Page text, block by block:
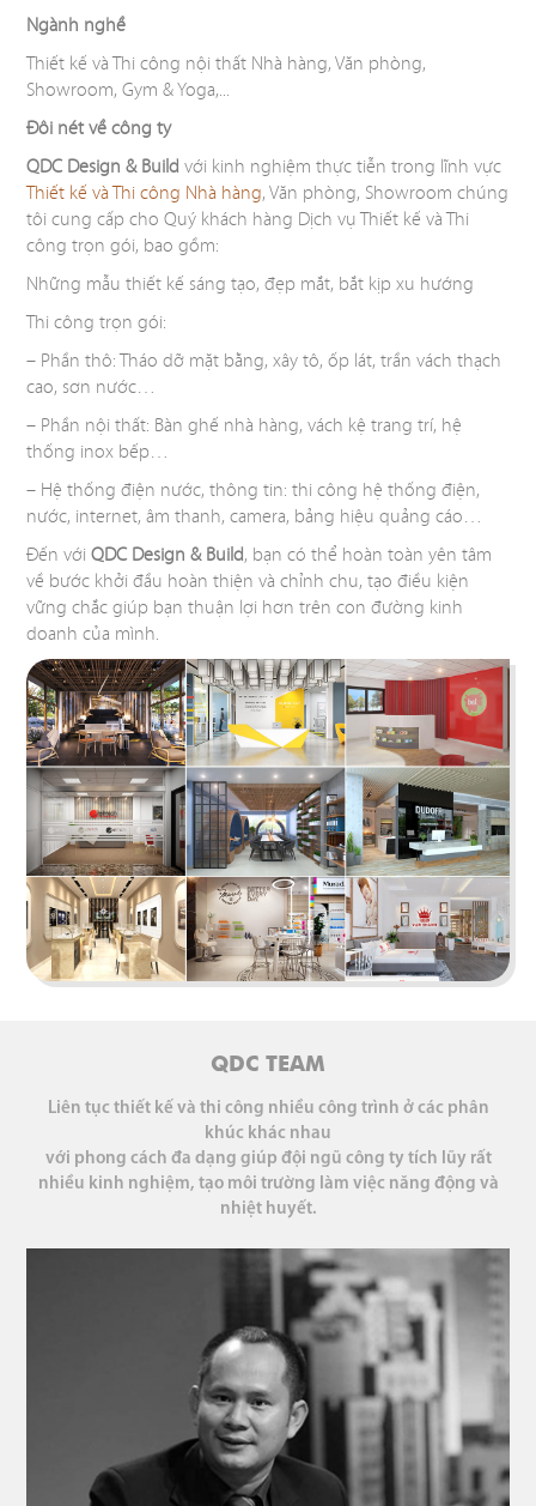
TIN
TỨC
LIÊN
HỆ
Ngành nghề
Thiết kế và Thi công nội thất Nhà hàng, Văn phòng,
Showroom, Gym & Yoga,...
Đôi nét về công ty
QDC Design & Build với kinh nghiệm thực tiễn trong lĩnh vực
Thiết kế và Thi công Nhà hàng, Văn phòng, Showroom chúng
tôi cung cấp cho Quý khách hàng Dịch vụ Thiết kế và Thi
công trọn gói, bao gồm:
Những mẫu thiết kế sáng tạo, đẹp mắt, bắt kịp xu hướng
Thi công trọn gói:
– Phần thô: Tháo dỡ mặt bằng, xây tô, ốp lát, trần vách thạch
cao, sơn nước…
– Phần nội thất: Bàn ghế nhà hàng, vách kệ trang trí, hệ
thống inox bếp…
– Hệ thống điện nước, thông tin: thi công hệ thống điện,
nước, internet, âm thanh, camera, bảng hiệu quảng cáo…
Đến vớiQDC Design & Build, bạn có thể hoàn toàn yên tâm
về bước khởi đầu hoàn thiện và chỉnh chu, tạo điều kiện
vững chắc giúp bạn thuận lợi hơn trên con đường kinh
doanh của mình.
QDC TEAM
Liên tục thiết kế và thi công nhiều công trình ở các phân
khúc khác nhau
với phong cách đa dạng giúp đội ngũ công ty tích lũy rất
nhiều kinh nghiệm, tạo môi trường làm việc năng động và
nhiệt huyết.